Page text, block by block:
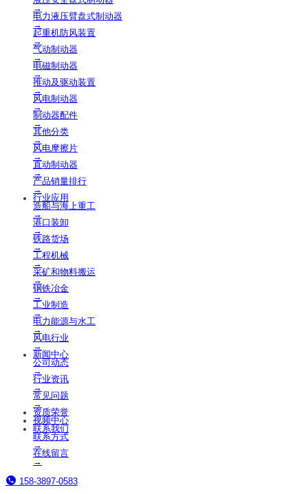
→
电力液压臂盘式制动器
→
起重机防风装置
→
气动制动器
→
电磁制动器
→
推动及驱动装置
→
风电制动器
→
制动器配件
→
其他分类
→
风电摩擦片
→
直动制动器
→
产品销量排行
→
行业应用
造船与海上重工
→
港口装卸
→
铁路货场
→
工程机械
→
采矿和物料搬运
→
钢铁冶金
→
工业制造
→
电力能源与水工
→
风电行业
→
新闻中心
公司动态
→
行业资讯
→
常见问题
→
资质荣誉
视频中心
联系我们
联系方式
→
在线留言
→
158-3897-0583